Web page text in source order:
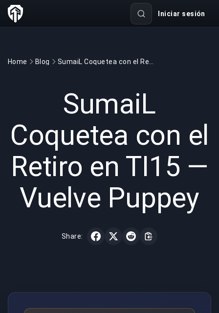
Iniciar sesión
Home Blog
SumaiL
Coquetea con el
Retiro en TI15 —
Vuelve Puppey
Share: